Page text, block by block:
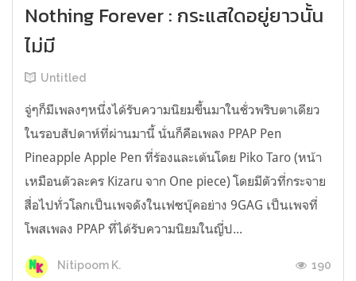
Nothing Forever : กระแสใดอยู่ยาวนั้น
ไม่มี
Untitled
จู่ๆก็มีเพลงๆหนึ่งได้รับความนิยมขึ้นมาในชั่วพริบตาเดียว
ในรอบสัปดาห์ที่ผ่านมานี้ นั่นก็คือเพลง PPAP Pen
Pineapple Apple Pen ที่ร้องและเต้นโดย Piko Taro (หน้า
เหมือนตัวละคร Kizaru จาก One piece) โดยมีตัวที่กระจาย
สื่อไปทั่วโลกเป็นเพจดังในเฟซบุ๊คอย่าง 9GAG เป็นเพจที่
โพสเพลง PPAP ที่ได้รับความนิยมในญี่ป...
Nitipoom K. 190